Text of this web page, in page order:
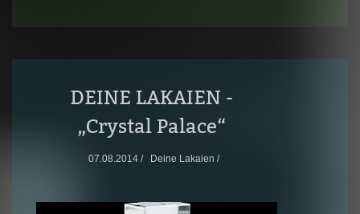
DEINE LAKAIEN -
„Crystal Palace“
07.08.2014 / Deine Lakaien /